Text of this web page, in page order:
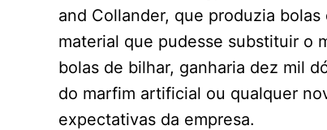
and Collander, que produzia
material que pudesse substituir o
bolas de bilhar, ganharia dez mil
do marfim artificial ou qualquer
expectativas da empresa.